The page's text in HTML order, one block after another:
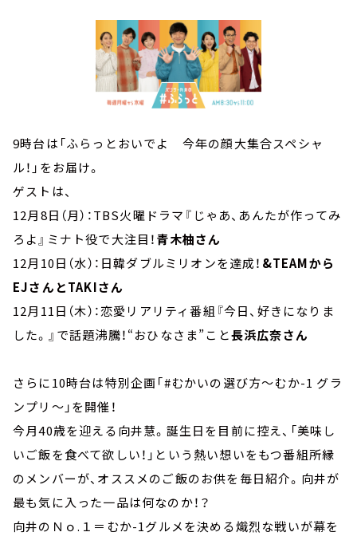
9時台は「ふらっとおいでよ 今年の顔大集合スペシャ
ル！」をお届け。
ゲストは、
12月8日（月）：TBS火曜ドラマ『じゃあ、あんたが作ってみ
ろよ』ミナト役で大注目！青木柚さん
12月10日（水）：日韓ダブルミリオンを達成！ &TEAMから
EJさんとTAKIさん
12月11日（木）：恋愛リアリティ番組『今日、好きになりま
した。』で話題沸騰！“おひなさま”こと長浜広奈さん
さらに10時台は特別企画「#むかいの選び方～むか-1 グラ
ンプリ～」を開催！
今月40歳を迎える向井慧。誕生日を目前に控え、「美味し
いご飯を食べて欲しい！」という熱い想いをもつ番組所縁
のメンバーが、オススメのご飯のお供を毎日紹介。向井が
最も気に入った一品は何なのか！？
向井のＮｏ.１＝むか-1グルメを決める熾烈な戦いが幕を